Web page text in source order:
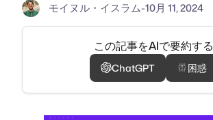
モイヌル・イスラム-10月 11, 2024
この記事をAIで要約する
ChatGPT 困惑